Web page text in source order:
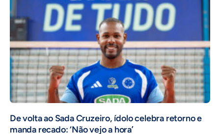
De volta ao Sada Cruzeiro, ídolo celebra retorno e
manda recado: ‘Não vejo a hora’